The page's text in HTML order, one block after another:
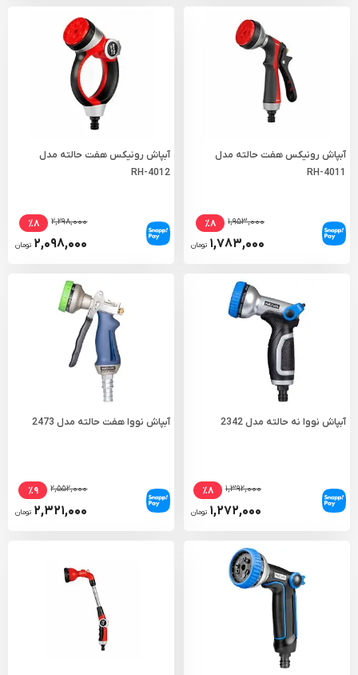
آبپاش رونیکس هفت حالته مدل
RH-4011
۱,۹۵۳,۰۰۰ ٪۸
۱,۷۸۳,۰۰۰ تومان
آبپاش رونیکس هفت حالته مدل
RH-4012
۲,۲۹۸,۰۰۰ ٪۸
۲,۰۹۸,۰۰۰ تومان
آبپاش نووا نه حالته مدل 2342
۱,۳۹۲,۰۰۰ ٪۸
۱,۲۷۲,۰۰۰ تومان
آبپاش نووا هفت حالته مدل 2473
۲,۵۵۲,۰۰۰ ٪۹
۲,۳۲۱,۰۰۰ تومان